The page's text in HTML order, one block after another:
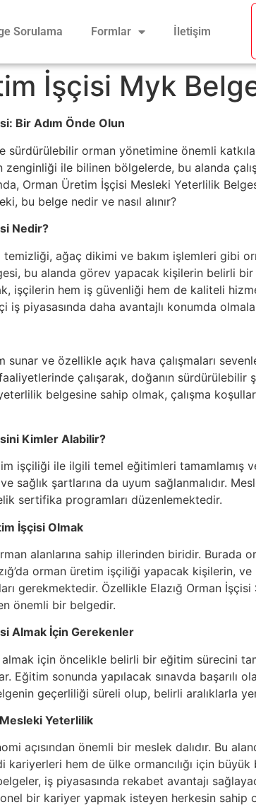
Sorulama Formlar İletişim
İşçisi Myk
Bir Adım Önde Olun
sürdürülebilir orman yönetimine önemli
zenginliği ile bilinen bölgelerde, bu alanda
Orman Üretim İşçisi Mesleki Yeterlilik
bu belge nedir ve nasıl alınır?
Nedir?
temizliği, ağaç dikimi ve bakım işlemleri gibi
bu alanda görev yapacak kişilerin belirli
işçilerin hem iş güvenliği hem de kaliteli
piyasasında daha avantajlı konumda
ve özellikle açık hava çalışmaları
çalışarak, doğanın sürdürülebilir
belgesine sahip olmak, çalışma
Kimler Alabilir?
işçiliği ile ilgili temel eğitimleri tamamlamış
sağlık şartlarına da uyum sağlanmalıdır.
sertifika programları düzenlemektedir.
İşçisi Olmak
alanlarına sahip illerinden biridir. Burada
orman üretim işçiliği yapacak kişilerin, ve
gerekmektedir. Özellikle Elazığ Orman
önemli bir belgedir.
Almak İçin Gerekenler
için öncelikle belirli bir eğitim sürecini
sonunda yapılacak sınavda başarılı
geçerliliği süreli olup, belirli aralıklarla
Yeterlilik
açısından önemli bir meslek dalıdır. Bu
hem de ülke ormancılığı için
iş piyasasında rekabet avantajı
bir kariyer yapmak isteyen herkesin sahip